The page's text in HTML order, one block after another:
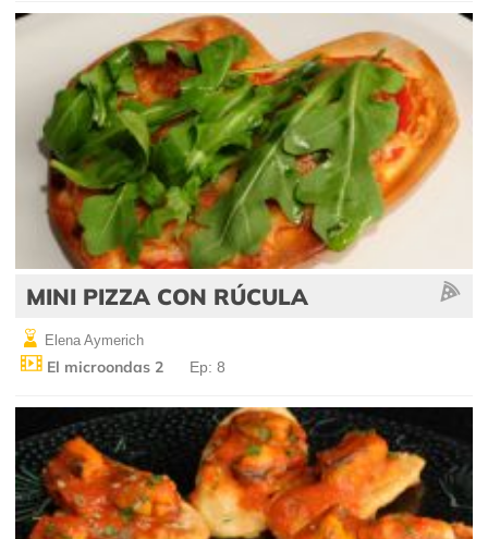
MINI PIZZA CON RÚCULA
Elena Aymerich
El microondas 2 Ep: 8